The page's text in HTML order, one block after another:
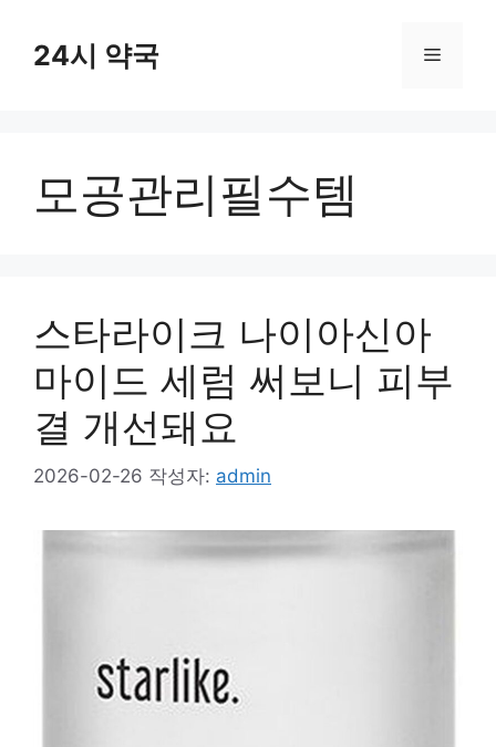
24시 약국 메
모공관리필수템
스타라이크 나이아신아
마이드 세럼 써보니 피부
결 개선돼요
2026-02-26 작성자: admin